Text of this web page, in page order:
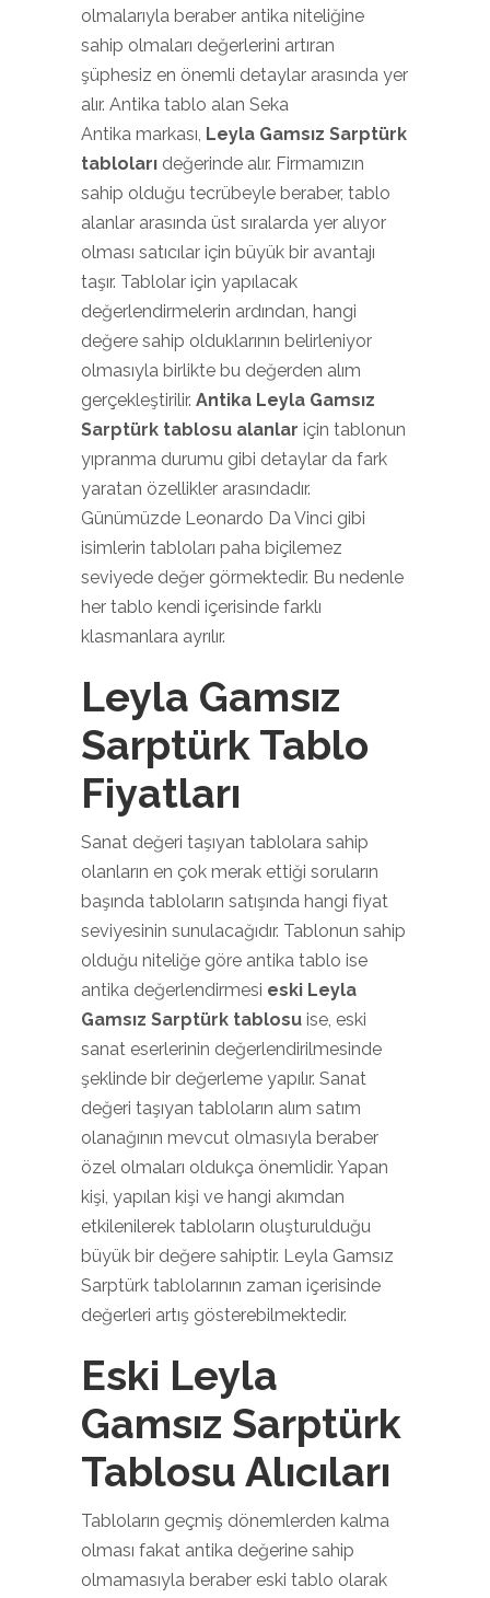
olmalarıyla beraber antika niteliğine
sahip olmaları değerlerini artıran
şüphesiz en önemli detaylar arasında yer
alır. Antika tablo alan Seka
Antika markası, Leyla Gamsız Sarptürk
tabloları değerinde alır. Firmamızın
sahip olduğu tecrübeyle beraber, tablo
alanlar arasında üst sıralarda yer alıyor
olması satıcılar için büyük bir avantajı
taşır. Tablolar için yapılacak
değerlendirmelerin ardından, hangi
değere sahip olduklarının belirleniyor
olmasıyla birlikte bu değerden alım
gerçekleştirilir. Antika Leyla Gamsız
Sarptürk tablosu alanlar için tablonun
yıpranma durumu gibi detaylar da fark
yaratan özellikler arasındadır.
Günümüzde Leonardo Da Vinci gibi
isimlerin tabloları paha biçilemez
seviyede değer görmektedir. Bu nedenle
her tablo kendi içerisinde farklı
klasmanlara ayrılır.
Leyla Gamsız
Sarptürk Tablo
Fiyatları
Sanat değeri taşıyan tablolara sahip
olanların en çok merak ettiği soruların
başında tabloların satışında hangi fiyat
seviyesinin sunulacağıdır. Tablonun sahip
olduğu niteliğe göre antika tablo ise
antika değerlendirmesi eski Leyla
Gamsız Sarptürk tablosu ise, eski
sanat eserlerinin değerlendirilmesinde
şeklinde bir değerleme yapılır. Sanat
değeri taşıyan tabloların alım satım
olanağının mevcut olmasıyla beraber
özel olmaları oldukça önemlidir. Yapan
kişi, yapılan kişi ve hangi akımdan
etkilenilerek tabloların oluşturulduğu
büyük bir değere sahiptir. Leyla Gamsız
Sarptürk tablolarının zaman içerisinde
değerleri artış gösterebilmektedir.
Eski Leyla
Gamsız Sarptürk
Tablosu Alıcıları
Tabloların geçmiş dönemlerden kalma
olması fakat antika değerine sahip
olmamasıyla beraber eski tablo olarak